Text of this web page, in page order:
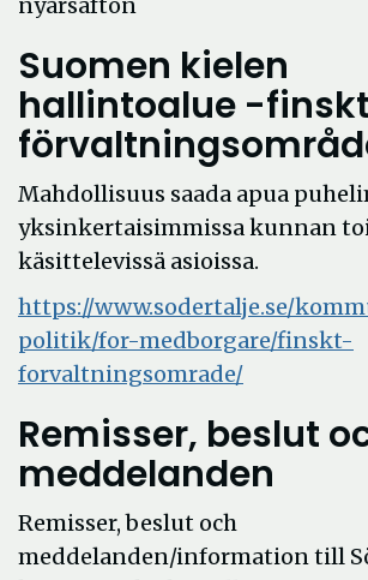
Suomen kielen
hallintoalue -finskt
Mahdollisuus saada apua
yksinkertaisimmissa kunnan
käsittelevissä asioissa.
https://www.sodertalje.se/
politik/for-medborgare/finskt-
forvaltningsomrade/
Remisser, beslut
meddelanden
Remisser, beslut och
meddelanden/information till